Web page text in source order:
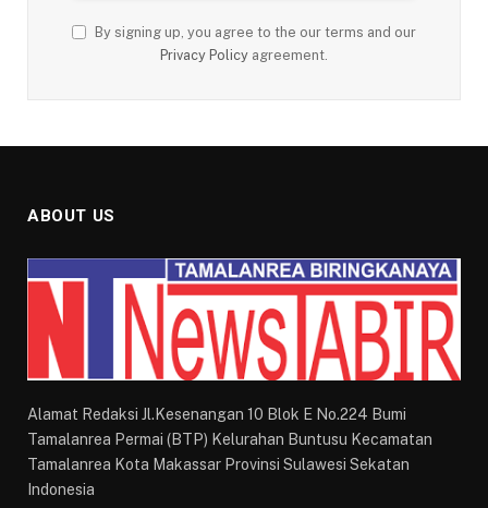
By signing up, you agree to the our terms and our
Privacy Policy agreement.
ABOUT US
Alamat Redaksi Jl.Kesenangan 10 Blok E No.224 Bumi
Tamalanrea Permai (BTP) Kelurahan Buntusu Kecamatan
Tamalanrea Kota Makassar Provinsi Sulawesi Sekatan
Indonesia